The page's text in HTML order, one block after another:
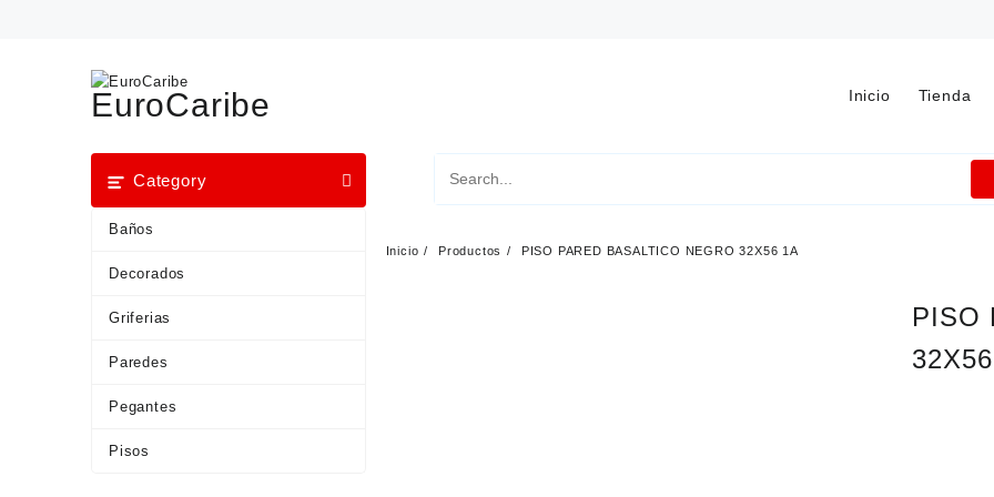
EuroCaribe Inicio Tienda
Category
Baños
Decorados
Griferias
Paredes
Pegantes
Pisos
Inicio Productos PISO PARED BASALTICO NEGRO 32X56 1A
PISO